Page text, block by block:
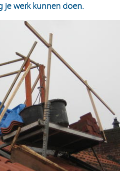
je werk kunnen doen.